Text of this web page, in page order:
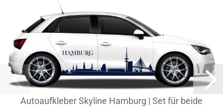
Autoaufkleber Skyline Hamburg | Set für beide